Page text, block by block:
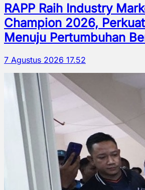
RAPP Raih Industry
Champion 2026,
Menuju Pertumbuhan
7 Agustus 2026 17.52